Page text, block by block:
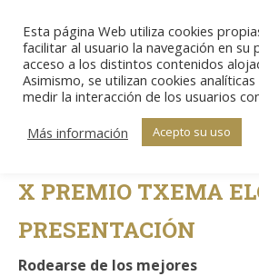
PresentaciónEstás aquí:Inicio
X
X PREMIO TXEMA
PRESENTACIÓN
Rodearse de los mejores
Esta página Web utiliza cookies
facilitar al usuario la navegación en su
acceso a los distintos contenidos
Asimismo, se utilizan cookies
medir la interacción de los usuarios
Más información
Acepto su uso